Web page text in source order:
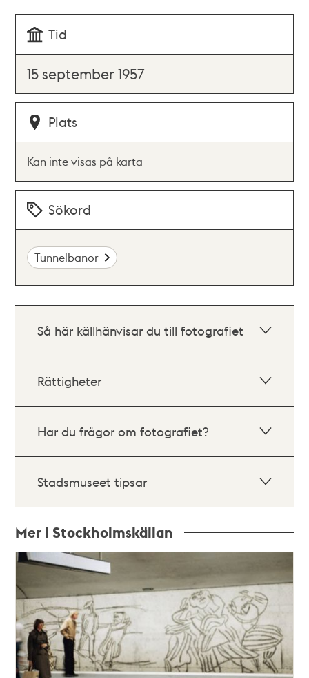
Tid
15 september 1957
Plats
Kan inte visas på karta
Sökord
Tunnelbanor
Så här källhänvisar du till fotografiet
Rättigheter
Har du frågor om fotografiet?
Stadsmuseet tipsar
Mer i Stockholmskällan
Relaterade
och
teman